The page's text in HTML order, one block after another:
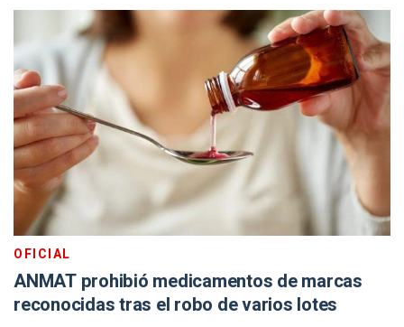
OFICIAL
ANMAT prohibió medicamentos de marcas
reconocidas tras el robo de varios lotes